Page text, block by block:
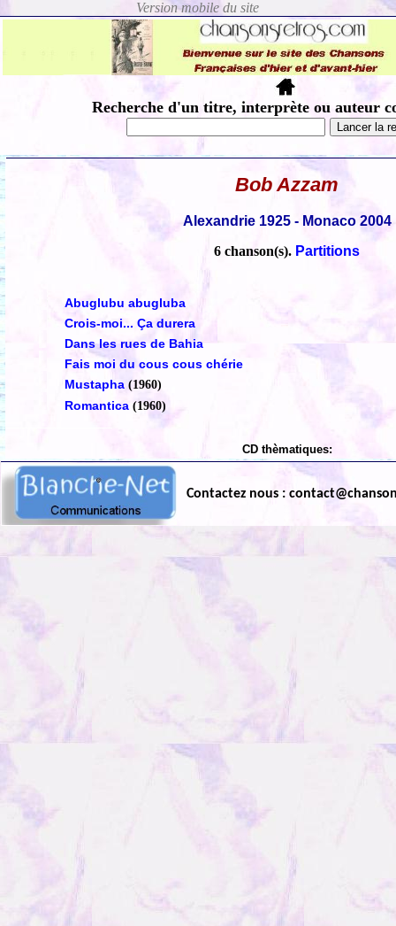
Recherche d'un titre, interprète ou auteur
Bob Azzam
Alexandrie 1925 - Monaco 2004
6 chanson(s). Partitions
Abuglubu abugluba
Crois-moi... Ça durera
Dans les rues de Bahia
Fais moi du cous cous chérie
Mustapha (1960)
Romantica (1960)
CD thèmatiques:
Contactez nous :